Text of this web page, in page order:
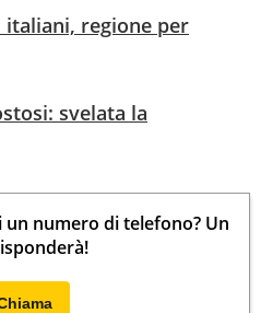
regione per
svelata la
un numero di telefono? Un